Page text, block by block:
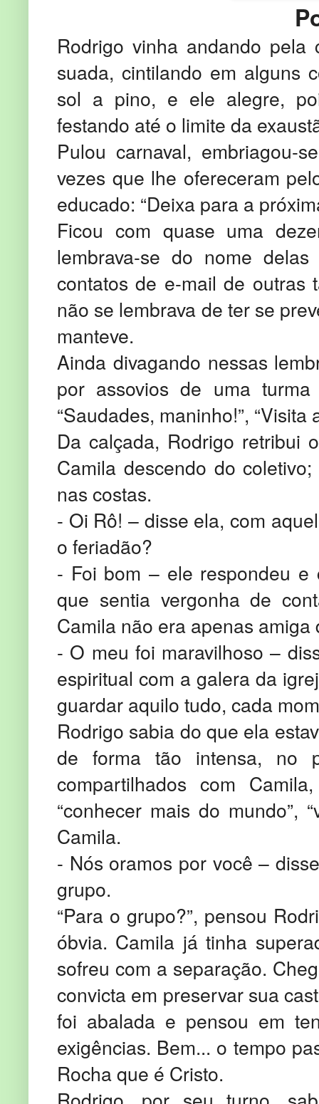
Rodrigo vinha andando
suada, cintilando em alguns
sol a pino, e ele alegre,
festando até o limite da
Pulou carnaval, embriagou-
vezes que lhe ofereceram
educado: “Deixa para a
Ficou com quase uma
lembrava-se do nome
contatos de e-mail de outras
não se lembrava de ter se
manteve.
Ainda divagando nessas
por assovios de uma
“Saudades, maninho!”,
Da calçada, Rodrigo retribui
Camila descendo do
nas costas.
- Oi Rô! – disse ela, com
o feriadão?
- Foi bom – ele respondeu e
que sentia vergonha de
Camila não era apenas
- O meu foi maravilhoso –
espiritual com a galera da
guardar aquilo tudo, cada
Rodrigo sabia do que ela
de forma tão intensa, no
compartilhados com
“conhecer mais do mundo”,
Camila.
- Nós oramos por você –
grupo.
“Para o grupo?”, pensou
óbvia. Camila já tinha
sofreu com a separação.
convicta em preservar sua
foi abalada e pensou em
exigências. Bem... o tempo
Rocha que é Cristo.